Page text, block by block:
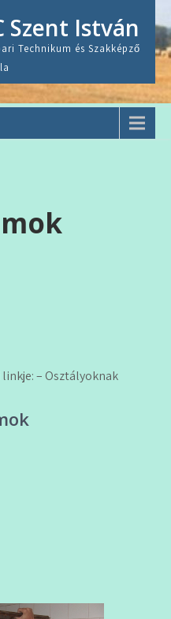
Szent István
Technikum és Szakképző
– Osztályoknak